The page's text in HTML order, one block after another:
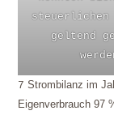
geltend
7 Strombilanz im
Eigenverbrauch 97